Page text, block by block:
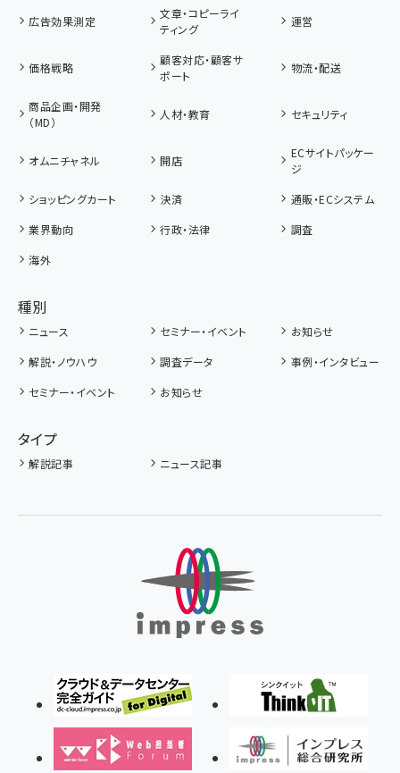
広告効果測定
文章・コピーライ
ティング
運営
価格戦略
顧客対応・顧客サ
ポート
物流・配送
商品企画・開発
（MD）
人材・教育 セキュリティ
オムニチャネル 開店
ECサイトパッケー
ジ
ショッピングカート
決済
通販・ECシステム
業界動向
行政・法律
調査
海外
種別
ニュース セミナー・イベント
お知らせ
解説・ノウハウ
調査データ
事例・インタビュー
セミナー・イベント
お知らせ
タイプ
解説記事 ニュース記事